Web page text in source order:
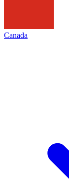
Canada